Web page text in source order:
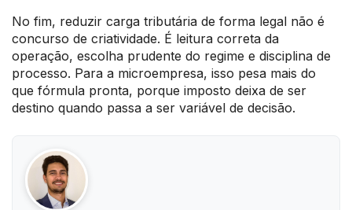
No fim, reduzir carga tributária de forma legal não é
concurso de criatividade. É leitura correta da
operação, escolha prudente do regime e disciplina de
processo. Para a microempresa, isso pesa mais do
que fórmula pronta, porque imposto deixa de ser
destino quando passa a ser variável de decisão.